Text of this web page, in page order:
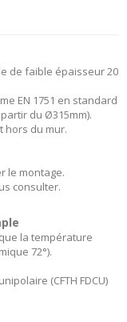
de faible épaisseur 20
EN 1751 en standard
du Ø315mm).
hors du mur.
le montage.
consulter.
la température
72°).
(CFTH FDCU)